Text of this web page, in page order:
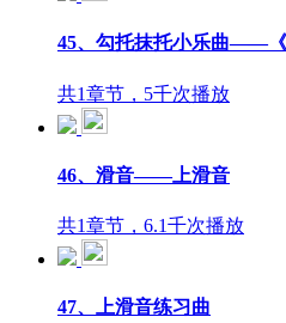
45、勾托抹托小乐曲——《
共1章节，5千次播放
46、滑音——上滑音
共1章节，6.1千次播放
47、上滑音练习曲